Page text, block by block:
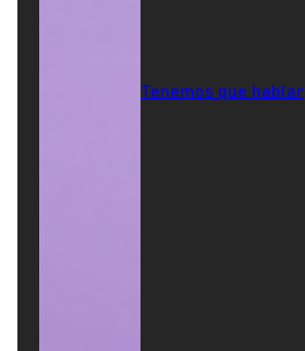
Tenemos que hablar